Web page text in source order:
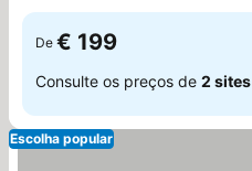
De € 199
Consulte os preços de 2 sites
Escolha popular